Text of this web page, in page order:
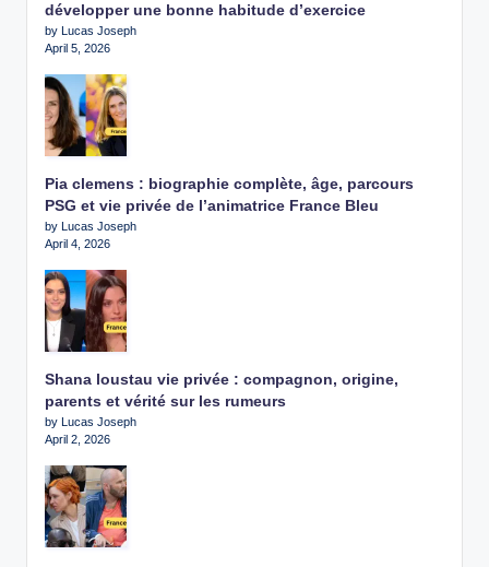
développer une bonne habitude d’exercice
by Lucas Joseph
April 5, 2026
Pia clemens : biographie complète, âge, parcours
PSG et vie privée de l’animatrice France Bleu
by Lucas Joseph
April 4, 2026
Shana loustau vie privée : compagnon, origine,
parents et vérité sur les rumeurs
by Lucas Joseph
April 2, 2026